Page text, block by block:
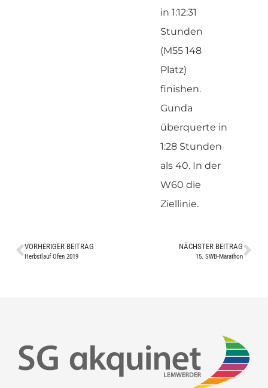
in 1:12:31
Stunden
(M55 148
Platz)
finishen.
Gunda
überquerte in
1:28 Stunden
als 40. In der
W60 die
Ziellinie.
VORHERIGER BEITRAG
Herbstlauf Ofen 2019
NÄCHSTER BEITRAG
15. SWB-Marathon